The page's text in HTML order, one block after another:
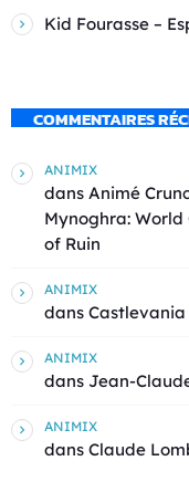
Kid Fourasse –
COMMENTAIRES
ANIMIX
dans Animé
Mynoghra:
of Ruin
ANIMIX
dans Castlevania
ANIMIX
dans Jean-
ANIMIX
dans Claude